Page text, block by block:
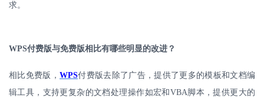
求。
WPS付费版与免费版相比有哪些明显的改进？
相比免费版， WPS付费版去除了广告，提供了更多的模板和文档编
辑工具，支持更复杂的文档处理操作如宏和 VBA脚本，提供更大的